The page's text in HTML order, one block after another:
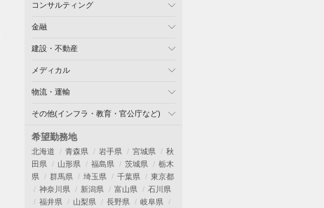
コンサルティング
金融
建設・不動産
メディカル
物流・運輸
その他(インフラ・教育・官公庁など)
希望勤務地
北海道 青森県 岩手県 宮城県
秋
田県
山形県 福島県 茨城県
栃木
県
群馬県 埼玉県 千葉県
東京都
神奈川県
新潟県 富山県
石川県
福井県
山梨県 長野県
岐阜県